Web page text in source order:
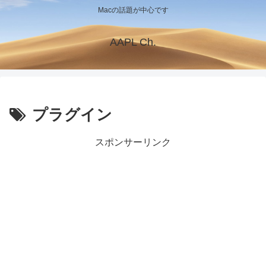
Macの話題が中心です
AAPL Ch.
プラグイン
スポンサーリンク